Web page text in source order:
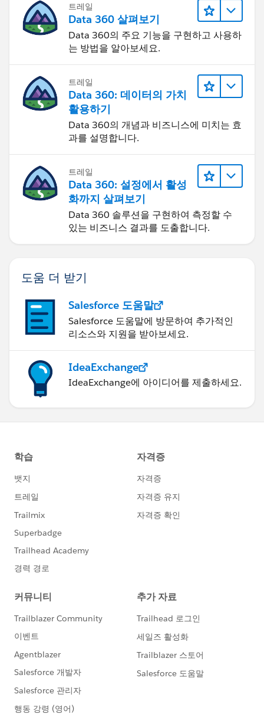
트레일
Data 360 살펴보기
Data 360의 주요 기능을 구현하고 사용하
는 방법을 알아보세요.
트레일
Data 360: 데이터의 가치
활용하기
Data 360의 개념과 비즈니스에 미치는 효
과를 설명합니다.
트레일
Data 360: 설정에서 활성
화까지 살펴보기
Data 360 솔루션을 구현하여 측정할 수
있는 비즈니스 결과를 도출합니다.
도움 더 받기
Salesforce 도움말
Salesforce 도움말에 방문하여 추가적인
리소스와 지원을 받아보세요.
IdeaExchange
IdeaExchange에 아이디어를 제출하세요.